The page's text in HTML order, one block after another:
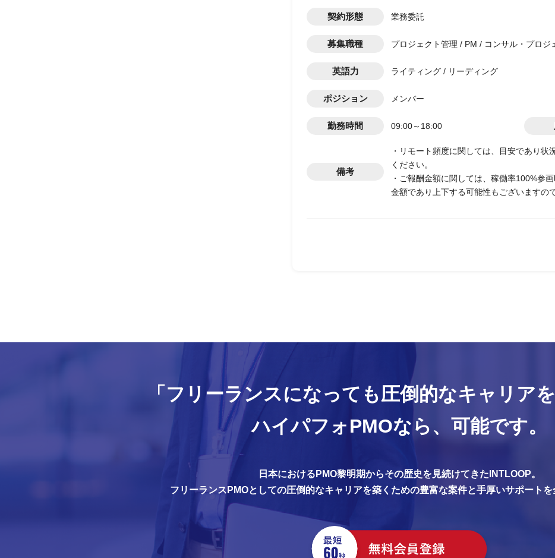
契約形態 業務委託
募集職種 プロジェクト管理 / PM / コンサル・プロジ
英語力 ライティング / リーディング
ポジション メンバー
勤務時間 09:00～18:00
備考
・リモート頻度に関しては、目安であり
ください。
・ご報酬金額に関しては、稼働率100%参
金額であり上下する可能性もございますの
「フリーランスになっても圧倒的なキャリア
ハイパフォPMOなら、 可能です。
日本におけるPMO黎明期からその歴史を見続けてきたINTLOOP。
フリーランスPMOとしての圧倒的なキャリアを築くための豊富な案件と手厚いサポート